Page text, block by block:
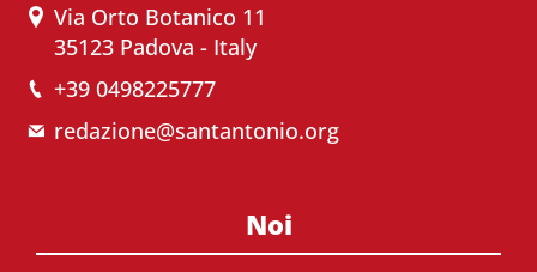
Via Orto Botanico 11
35123 Padova - Italy
+39 0498225777
redazione@santantonio.org
Noi